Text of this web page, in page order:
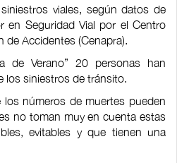
viales, según datos de
en Seguridad Vial por el Centro
de Accidentes (Cenapra).
de Verano” 20 personas han
los siniestros de tránsito.
los números de muertes pueden
no toman muy en cuenta estas
evitables y que tienen una